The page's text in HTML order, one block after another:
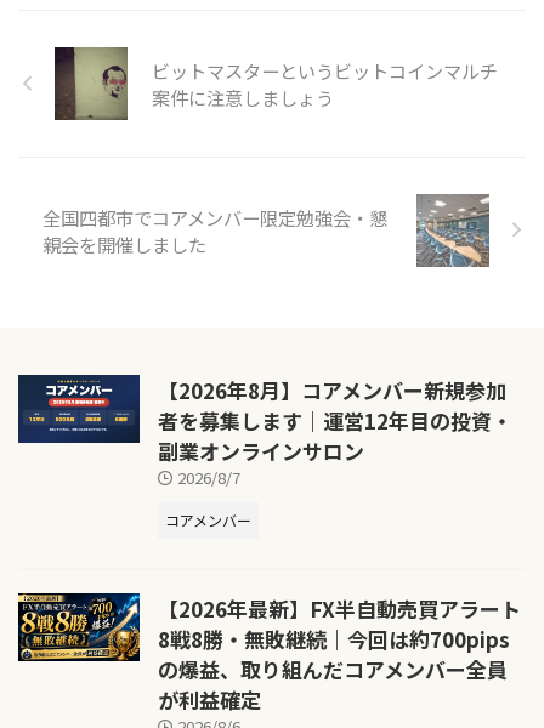
ビットマスターというビットコインマルチ
案件に注意しましょう
全国四都市でコアメンバー限定勉強会・懇
親会を開催しました
【2026年8月】コアメンバー新規参加
者を募集します｜運営12年目の投資・
副業オンラインサロン
2026/8/7
コアメンバー
【2026年最新】FX半自動売買アラート
8戦8勝・無敗継続｜今回は約700pips
の爆益、取り組んだコアメンバー全員
が利益確定